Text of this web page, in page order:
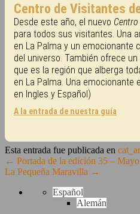
Centro de Visitantes
Desde este año, el nuevo
para todos sus visitantes. Una
en La Palma y un emocionante
del universo. También ofrece
que es la región que alberga
en La Palma. Una emocionante
en Ingles y Español)
A la entrada de nuestra guía
Esta entrada fue publicada en
← Portada de la edición 35 –
La Pequeña Maravilla →
Español
Alemán